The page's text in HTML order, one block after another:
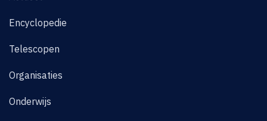
Encyclopedie
Telescopen
Organisaties
Onderwijs